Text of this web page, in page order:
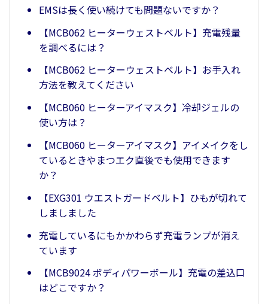
EMSは長く使い続けても問題ないですか？
【MCB062 ヒーターウェストベルト】充電残量
を調べるには？
【MCB062 ヒーターウェストベルト】お手入れ
方法を教えてください
【MCB060 ヒーターアイマスク】冷却ジェルの
使い方は？
【MCB060 ヒーターアイマスク】アイメイクをし
ているときやまつエク直後でも使用できます
か？
【EXG301 ウエストガードベルト】ひもが切れて
しましました
充電しているにもかかわらず充電ランプが消え
ています
【MCB9024 ボディパワーボール】充電の差込口
はどこですか？